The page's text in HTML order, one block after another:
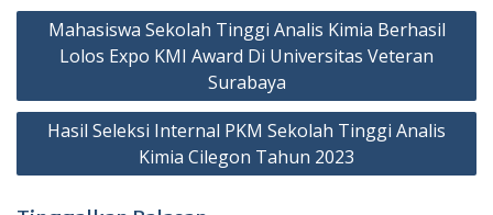
Navigasi
Mahasiswa Sekolah Tinggi Analis Kimia Berhasil
Lolos Expo KMI Award Di Universitas Veteran
Surabaya
Hasil Seleksi Internal PKM Sekolah Tinggi Analis
Kimia Cilegon Tahun 2023